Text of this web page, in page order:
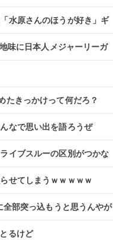
水原さんのほうが好き」ギ
味に日本人メジャーリーガ
たきっかけって何だろ？
なで思い出を語ろうぜ
イブスルーの区別がつかな
せてしまうｗｗｗｗｗ
部突っ込もうと思うんやが
るけど